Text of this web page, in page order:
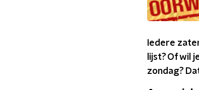
Iedere
lijst? Of wil
zondag?